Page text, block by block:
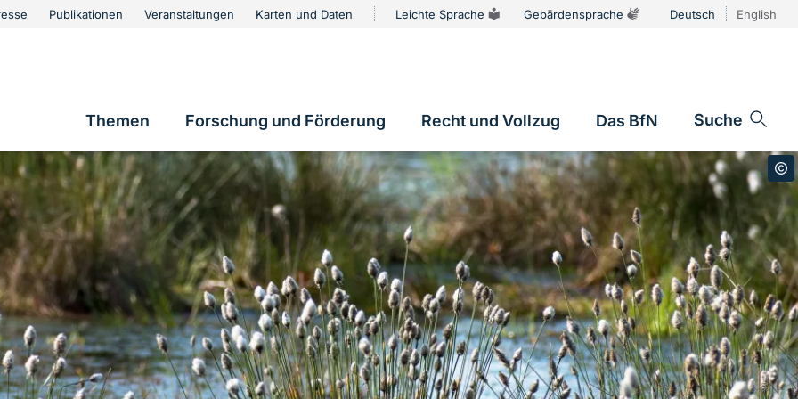
Publikationen Veranstaltungen Karten und Daten Leichte Sprache Gebärdensprache Deutsch English
Hauptnavigation
Themen Forschung und Förderung Recht und Vollzug Das BfN Suche